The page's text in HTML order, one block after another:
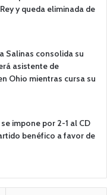
y queda eliminada de
Salinas consolida su
asistente de
Ohio mientras cursa su
impone por 2-1 al CD
benéfico a favor de